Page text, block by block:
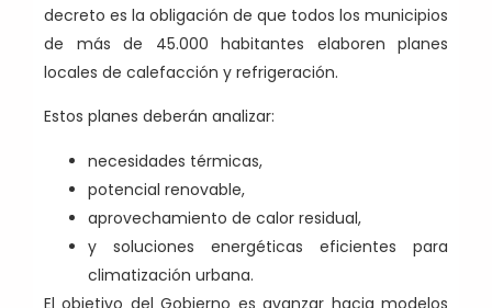
decreto es la obligación de que todos los municipios
de más de 45.000 habitantes elaboren planes
locales de calefacción y refrigeración.
Estos planes deberán analizar:
necesidades térmicas,
potencial renovable,
aprovechamiento de calor residual,
y soluciones energéticas eficientes para
climatización urbana.
El objetivo del Gobierno es avanzar hacia modelos